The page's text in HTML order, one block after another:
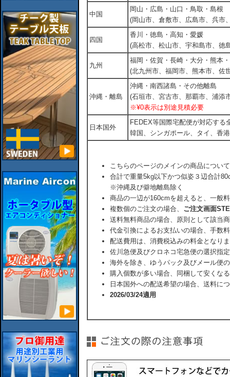
中国
岡山・広島・山口・鳥取・島根
(岡山市、倉敷市、広島市、呉市
四国
香川・徳島・高知・愛媛
(高松市、松山市、宇和島市、徳
九州
福岡・佐賀・長崎・大分・熊本
(北九州市、福岡市、熊本市、佐
沖縄・離島
沖縄・南西諸島・その他離島
(石垣市、宮古市、那覇市、浦添
※¥0表示は別途見積必要
日本国外
FEDEX等国際宅配便が対応す
韓国、シンガポール、タイ、香
こちらのページのメインの商品につい
合計で重量5kg以下かつ似姿３辺合計
※沖縄及び僻地離島除く
商品の一辺が160cmを超えると、一般
複数個のご注文の場合、 ご注文画面
送料無料商品の場合、原則として該当
代金引換によるお支払いの場合、手数
配送費用は、消費税込みの料金となり
佐川急便及びクロネコ宅急便の選択指
海外を除き、ゆうパック及びメール便
購入個数が多い場合、同梱して安くな
日本国外への配送希望の場合、送料に
2026/03/24適用